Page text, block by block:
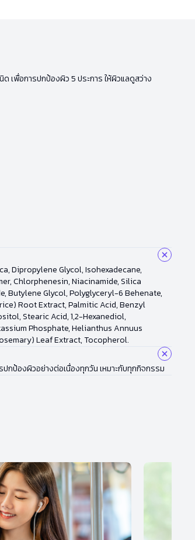
เพื่อการปกป้องผิว 5 ประการ ให้ผิวแลดูสว่าง
Dipropylene Glycol, Isohexadecane,
Chlorphenesin, Niacinamide, Silica
Butylene Glycol, Polyglyceryl-6 Behenate,
Root Extract, Palmitic Acid, Benzyl
Stearic Acid, 1,2-Hexanediol,
Phosphate, Helianthus Annuus
Leaf Extract, Tocopherol.
กป้องผิวอย่างต่อเนื่องทุกวัน เหมาะกับทุกกิจกรรม